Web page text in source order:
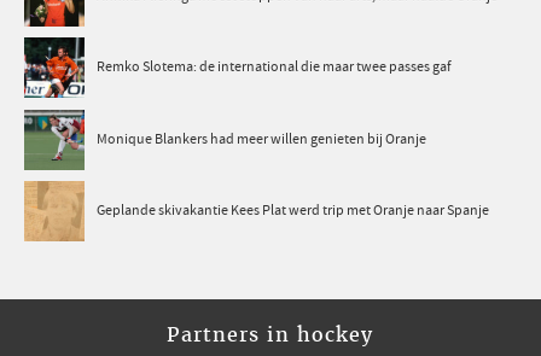
Remko Slotema: de international die maar twee passes gaf
Monique Blankers had meer willen genieten bij Oranje
Geplande skivakantie Kees Plat werd trip met Oranje naar Spanje
Partners in hockey